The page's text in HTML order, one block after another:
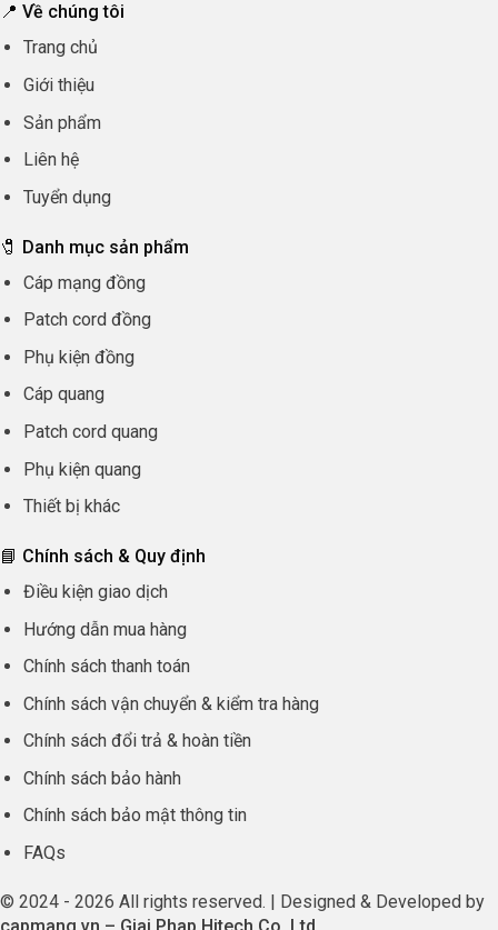
📍 Về chúng tôi
Trang chủ
Giới thiệu
Sản phẩm
Liên hệ
Tuyển dụng
🧷 Danh mục sản phẩm
Cáp mạng đồng
Patch cord đồng
Phụ kiện đồng
Cáp quang
Patch cord quang
Phụ kiện quang
Thiết bị khác
📘 Chính sách & Quy định
Điều kiện giao dịch
Hướng dẫn mua hàng
Chính sách thanh toán
Chính sách vận chuyển & kiểm tra hàng
Chính sách đổi trả & hoàn tiền
Chính sách bảo hành
Chính sách bảo mật thông tin
FAQs
© 2024 - 2026 All rights reserved. | Designed & Developed by